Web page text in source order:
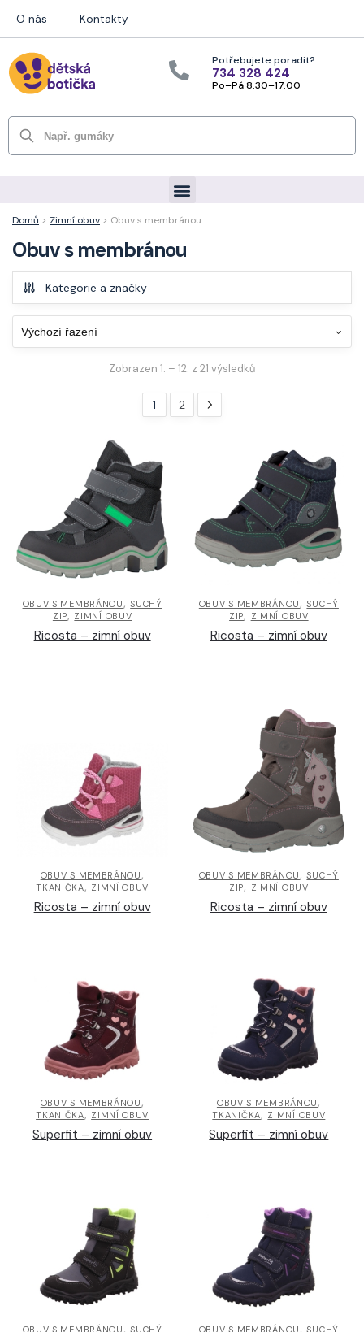
O nás Kontakty
Potřebujete poradit?
734 328 424
Po–Pá 8.30–17.00
Hledat
Domů > Zimní obuv > Obuv s membránou
Obuv s membránou
Kategorie a značky
Zobrazen 1. – 12. z 21 výsledků
1 2
OBUV S MEMBRÁNOU,SUCHÝ
ZIP, ZIMNÍ OBUV
Ricosta – zimní obuv
OBUV S MEMBRÁNOU,SUCHÝ
ZIP, ZIMNÍ OBUV
Ricosta – zimní obuv
OBUV S MEMBRÁNOU,
TKANIČKA, ZIMNÍ OBUV
Ricosta – zimní obuv
OBUV S MEMBRÁNOU,SUCHÝ
ZIP, ZIMNÍ OBUV
Ricosta – zimní obuv
OBUV S MEMBRÁNOU,
TKANIČKA, ZIMNÍ OBUV
Superfit – zimní obuv
OBUV S MEMBRÁNOU,
TKANIČKA, ZIMNÍ OBUV
Superfit – zimní obuv
OBUV S MEMBRÁNOU,SUCHÝ
OBUV S MEMBRÁNOU,SUCHÝ